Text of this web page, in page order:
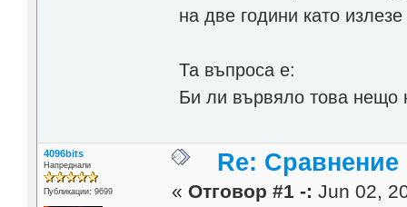
на две години като
Та въпроса е:
Би ли вървяло това нещо
4096bits
Напреднали
Публикации: 9699
Re:
« Отговор #1 -: Jun 02,